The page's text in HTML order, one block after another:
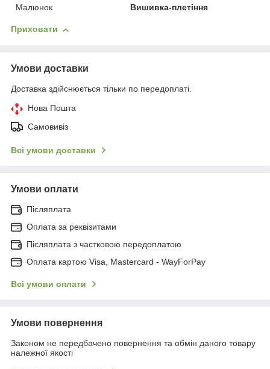
Малюнок Вишивка-плетіння
Приховати
Умови доставки
Доставка здійснюється тільки по передоплаті.
Нова Пошта
Самовивіз
Всі умови доставки
Умови оплати
Післяплата
Оплата за реквізитами
Післяплата з частковою передоплатою
Оплата картою Visa, Mastercard - WayForPay
Всі умови оплати
Умови повернення
Законом не передбачено повернення та обмін даного товару
належної якості